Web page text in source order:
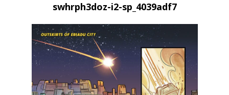
swhrph3doz-i2-sp_4039adf7